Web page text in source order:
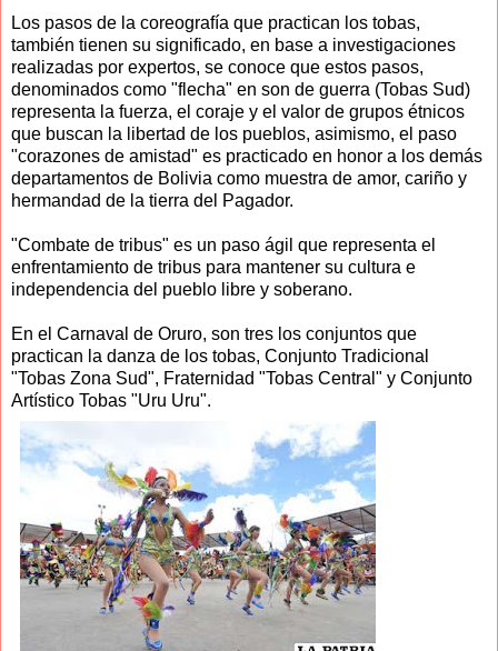
Los pasos de la coreografía que practican los tobas,
también tienen su significado, en base a investigaciones
realizadas por expertos, se conoce que estos pasos,
denominados como "flecha" en son de guerra (Tobas Sud)
representa la fuerza, el coraje y el valor de grupos étnicos
que buscan la libertad de los pueblos, asimismo, el paso
"corazones de amistad" es practicado en honor a los demás
departamentos de Bolivia como muestra de amor, cariño y
hermandad de la tierra del Pagador.
"Combate de tribus" es un paso ágil que representa el
enfrentamiento de tribus para mantener su cultura e
independencia del pueblo libre y soberano.
En el Carnaval de Oruro, son tres los conjuntos que
practican la danza de los tobas, Conjunto Tradicional
"Tobas Zona Sud", Fraternidad "Tobas Central" y Conjunto
Artístico Tobas "Uru Uru".